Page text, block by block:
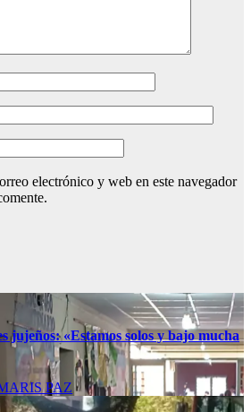
electrónico y web en este navegador
jujeños: «Estamos solos y bajo mucha
PAZ